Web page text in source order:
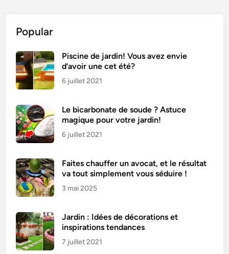
Popular
Piscine de jardin! Vous avez envie
d’avoir une cet été?
6 juillet 2021
Le bicarbonate de soude ? Astuce
magique pour votre jardin!
6 juillet 2021
Faites chauffer un avocat, et le résultat
va tout simplement vous séduire !
3 mai 2025
Jardin : Idées de décorations et
inspirations tendances
7 juillet 2021